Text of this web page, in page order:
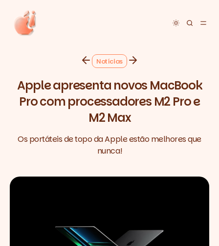
Toggle
Notícias
Apple apresenta novos MacBook
Pro com processadores M2 Pro e
M2 Max
Os portáteis de topo da Apple estão melhores que
nunca!